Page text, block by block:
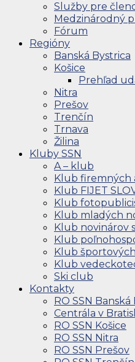
Služby pre
Medzinárodný
Fórum
Regióny
Banská Bystrica
Košice
Prehľad
Nitra
Prešov
Trenčín
Trnava
Žilina
Kluby SSN
A – klub
Klub firemných
Klub FIJET
Klub
Klub mladých
Klub novinárov
Klub
Klub
Klub
Ski club
Kontakty
RO SSN Banská
Centrála v
RO SSN Košice
RO SSN Nitra
RO SSN Prešov